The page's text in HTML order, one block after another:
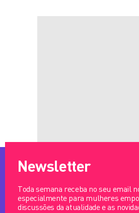
Newsletter
Toda semana receba no seu email
especialmente para mulheres
discussões da atualidade e as